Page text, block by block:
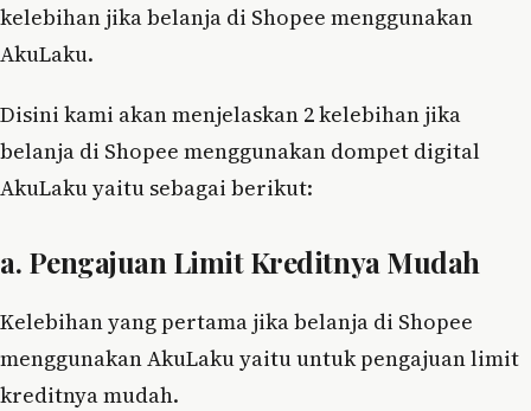
kelebihan jika belanja di Shopee menggunakan
AkuLaku.
Disini kami akan menjelaskan 2 kelebihan jika
belanja di Shopee menggunakan dompet digital
AkuLaku yaitu sebagai berikut:
a. Pengajuan Limit Kreditnya Mudah
Kelebihan yang pertama jika belanja di Shopee
menggunakan AkuLaku yaitu untuk pengajuan limit
kreditnya mudah.